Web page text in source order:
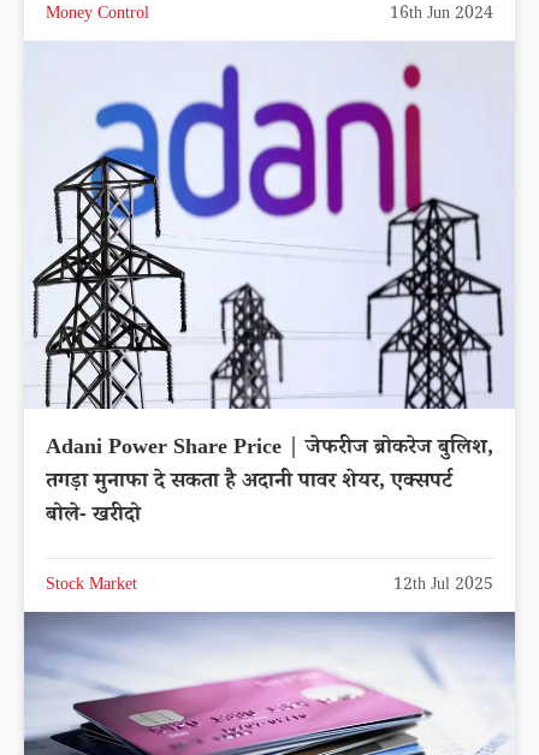
Money Control 16th Jun 2024
Adani Power Share Price | जेफरीज ब्रोकरेज बुलिश,
तगड़ा मुनाफा दे सकता है अदानी पावर शेयर, एक्सपर्ट
बोले- खरीदो
Stock Market 12th Jul 2025